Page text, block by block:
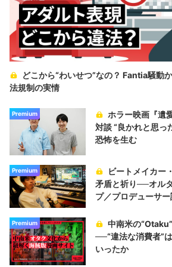
どこから“わいせつ”なの？ Fantia騒動
法規制の実情
Premium
ホラー映画『遺
対談 “良かれと思っ
恐怖を生む
Premium
ビートメイカー
矛盾と祈り──オル
プ／プロデューサー
Premium
中南米の
──“違法な消費者”
いったか